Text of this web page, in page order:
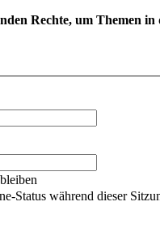
Rechte, um Themen in
Status während dieser